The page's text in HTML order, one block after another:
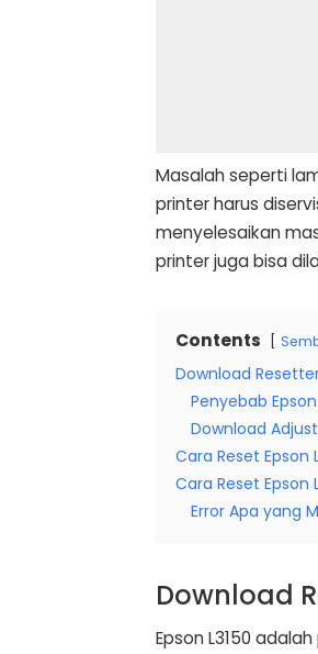
Masalah seperti
printer harus
menyelesaikan
printer juga bisa
Contents
Download
Penyebab Epson
Download
Cara Reset Epson
Cara Reset Epson
Error Apa yang
Download
Epson L3150